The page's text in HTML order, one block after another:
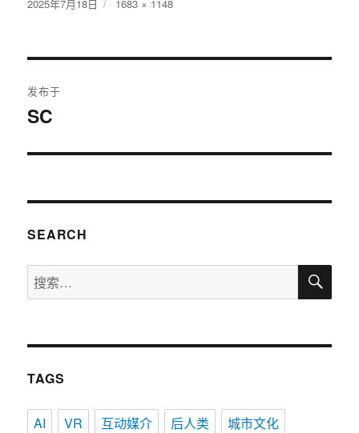
发
2025年7月18日
原
寸
1683 × 1148
章
发布于
SC
SEARCH
搜
索：
搜
TAGS
AI VR 互动媒介 后人类
城市文化